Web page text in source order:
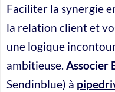
Faciliter la synergie
la relation client et
une logique
ambitieuse. Associer
Sendinblue) à